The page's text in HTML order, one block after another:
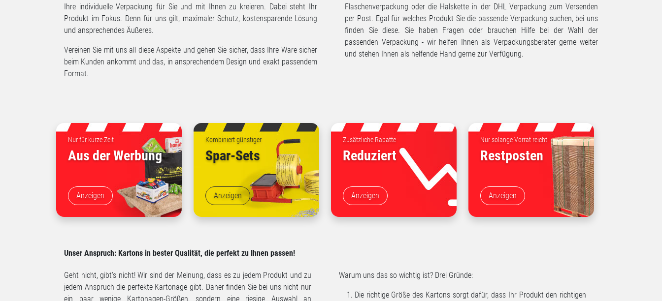
Ihre individuelle Verpackung für Sie und mit Ihnen zu kreieren. Dabei steht Ihr
Produkt im Fokus. Denn für uns gilt, maximaler Schutz, kostensparende Lösung
und ansprechendes Äußeres.
Vereinen Sie mit uns all diese Aspekte und gehen Sie sicher, dass Ihre Ware sicher
beim Kunden ankommt und das, in ansprechendem Design und exakt passendem
Format.
Flaschenverpackung oder die Halskette in der DHL Verpackung zum Versenden
per Post. Egal für welches Produkt Sie die passende Verpackung suchen, bei uns
finden Sie diese. Sie haben Fragen oder brauchen Hilfe bei der Wahl der
passenden Verpackung - wir helfen Ihnen als Verpackungsberater gerne weiter
und stehen Ihnen als helfende Hand gerne zur Verfügung.
Nur für kurze Zeit
Aus der Werbung
Anzeigen
Kombiniert günstiger
Spar-Sets
Anzeigen
Zusätzliche Rabatte
Reduziert
Anzeigen
Nur solange Vorrat reicht
Restposten
Anzeigen
Unser Anspruch: Kartons in bester Qualität, die perfekt zu Ihnen passen!
Geht nicht, gibt's nicht! Wir sind der Meinung, dass es zu jedem Produkt und zu
jedem Anspruch die perfekte Kartonage gibt. Daher finden Sie bei uns nicht nur
ein paar wenige Kartonagen-Größen, sondern eine riesige Auswahl an
Warum uns das so wichtig ist? Drei Gründe:
Die richtige Größe des Kartons sorgt dafür, dass Ihr Produkt den richtigen